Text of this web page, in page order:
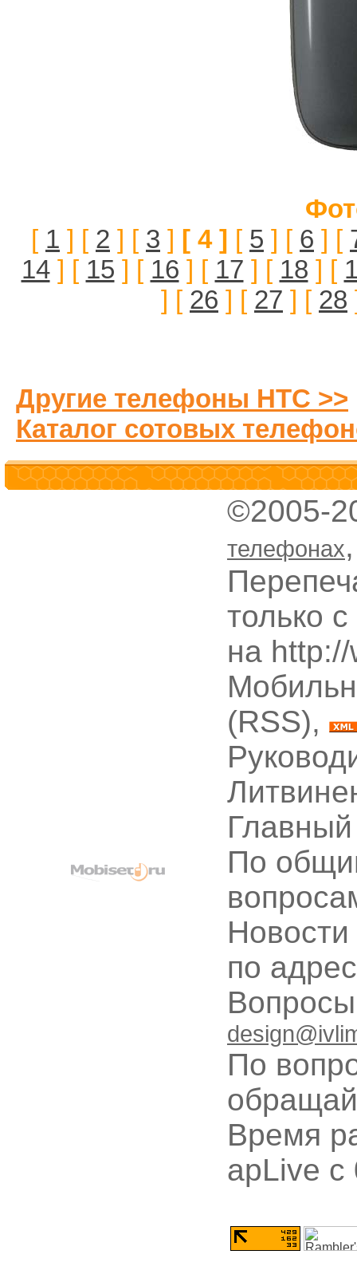
[ 1 ] [ 2 ] [ 3 ] [ 4 ] [ 5 ] [ 6 ] [
14] [ 15 ] [ 16 ] [ 17 ] [ 18 ] [
] [ 26 ] [ 27 ] [ 28
Другие телефоны HTC >>
Каталог сотовых
©2005-
телефонах
только
на
(RSS),
По
по
По
Время
apLive c